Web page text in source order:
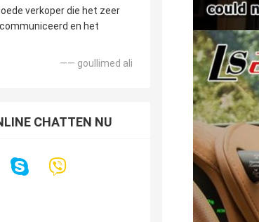
verkoper die het zeer
en het
—— goullimed ali
CHATTEN NU